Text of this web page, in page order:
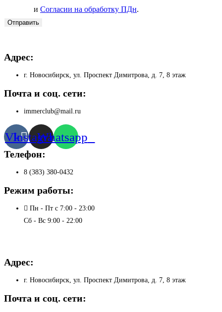
и Согласии на обработку ПДн.
Отправить
Адрес:
г. Новосибирск, ул. Проспект Димитрова, д. 7, 8 этаж
Почта и соц. сети:
immerclub@mail.ru
VkInstagramWhatsapp
Телефон:
8 (383) 380-0432
Режим работы:
Пн - Пт с 7:00 - 23:00
Сб - Вс 9:00 - 22:00
Адрес:
г. Новосибирск, ул. Проспект Димитрова, д. 7, 8 этаж
Почта и соц. сети: